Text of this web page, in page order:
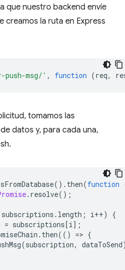
que nuestro backend envíe
creamos la ruta en Express
msg/' , function (req,
tomamos las
datos y, para cada una,
(). then(function
. resolve();
subscriptions . length ; i++)
{
= subscriptions[i ];
. then(() => {
(subscription, dataToSend